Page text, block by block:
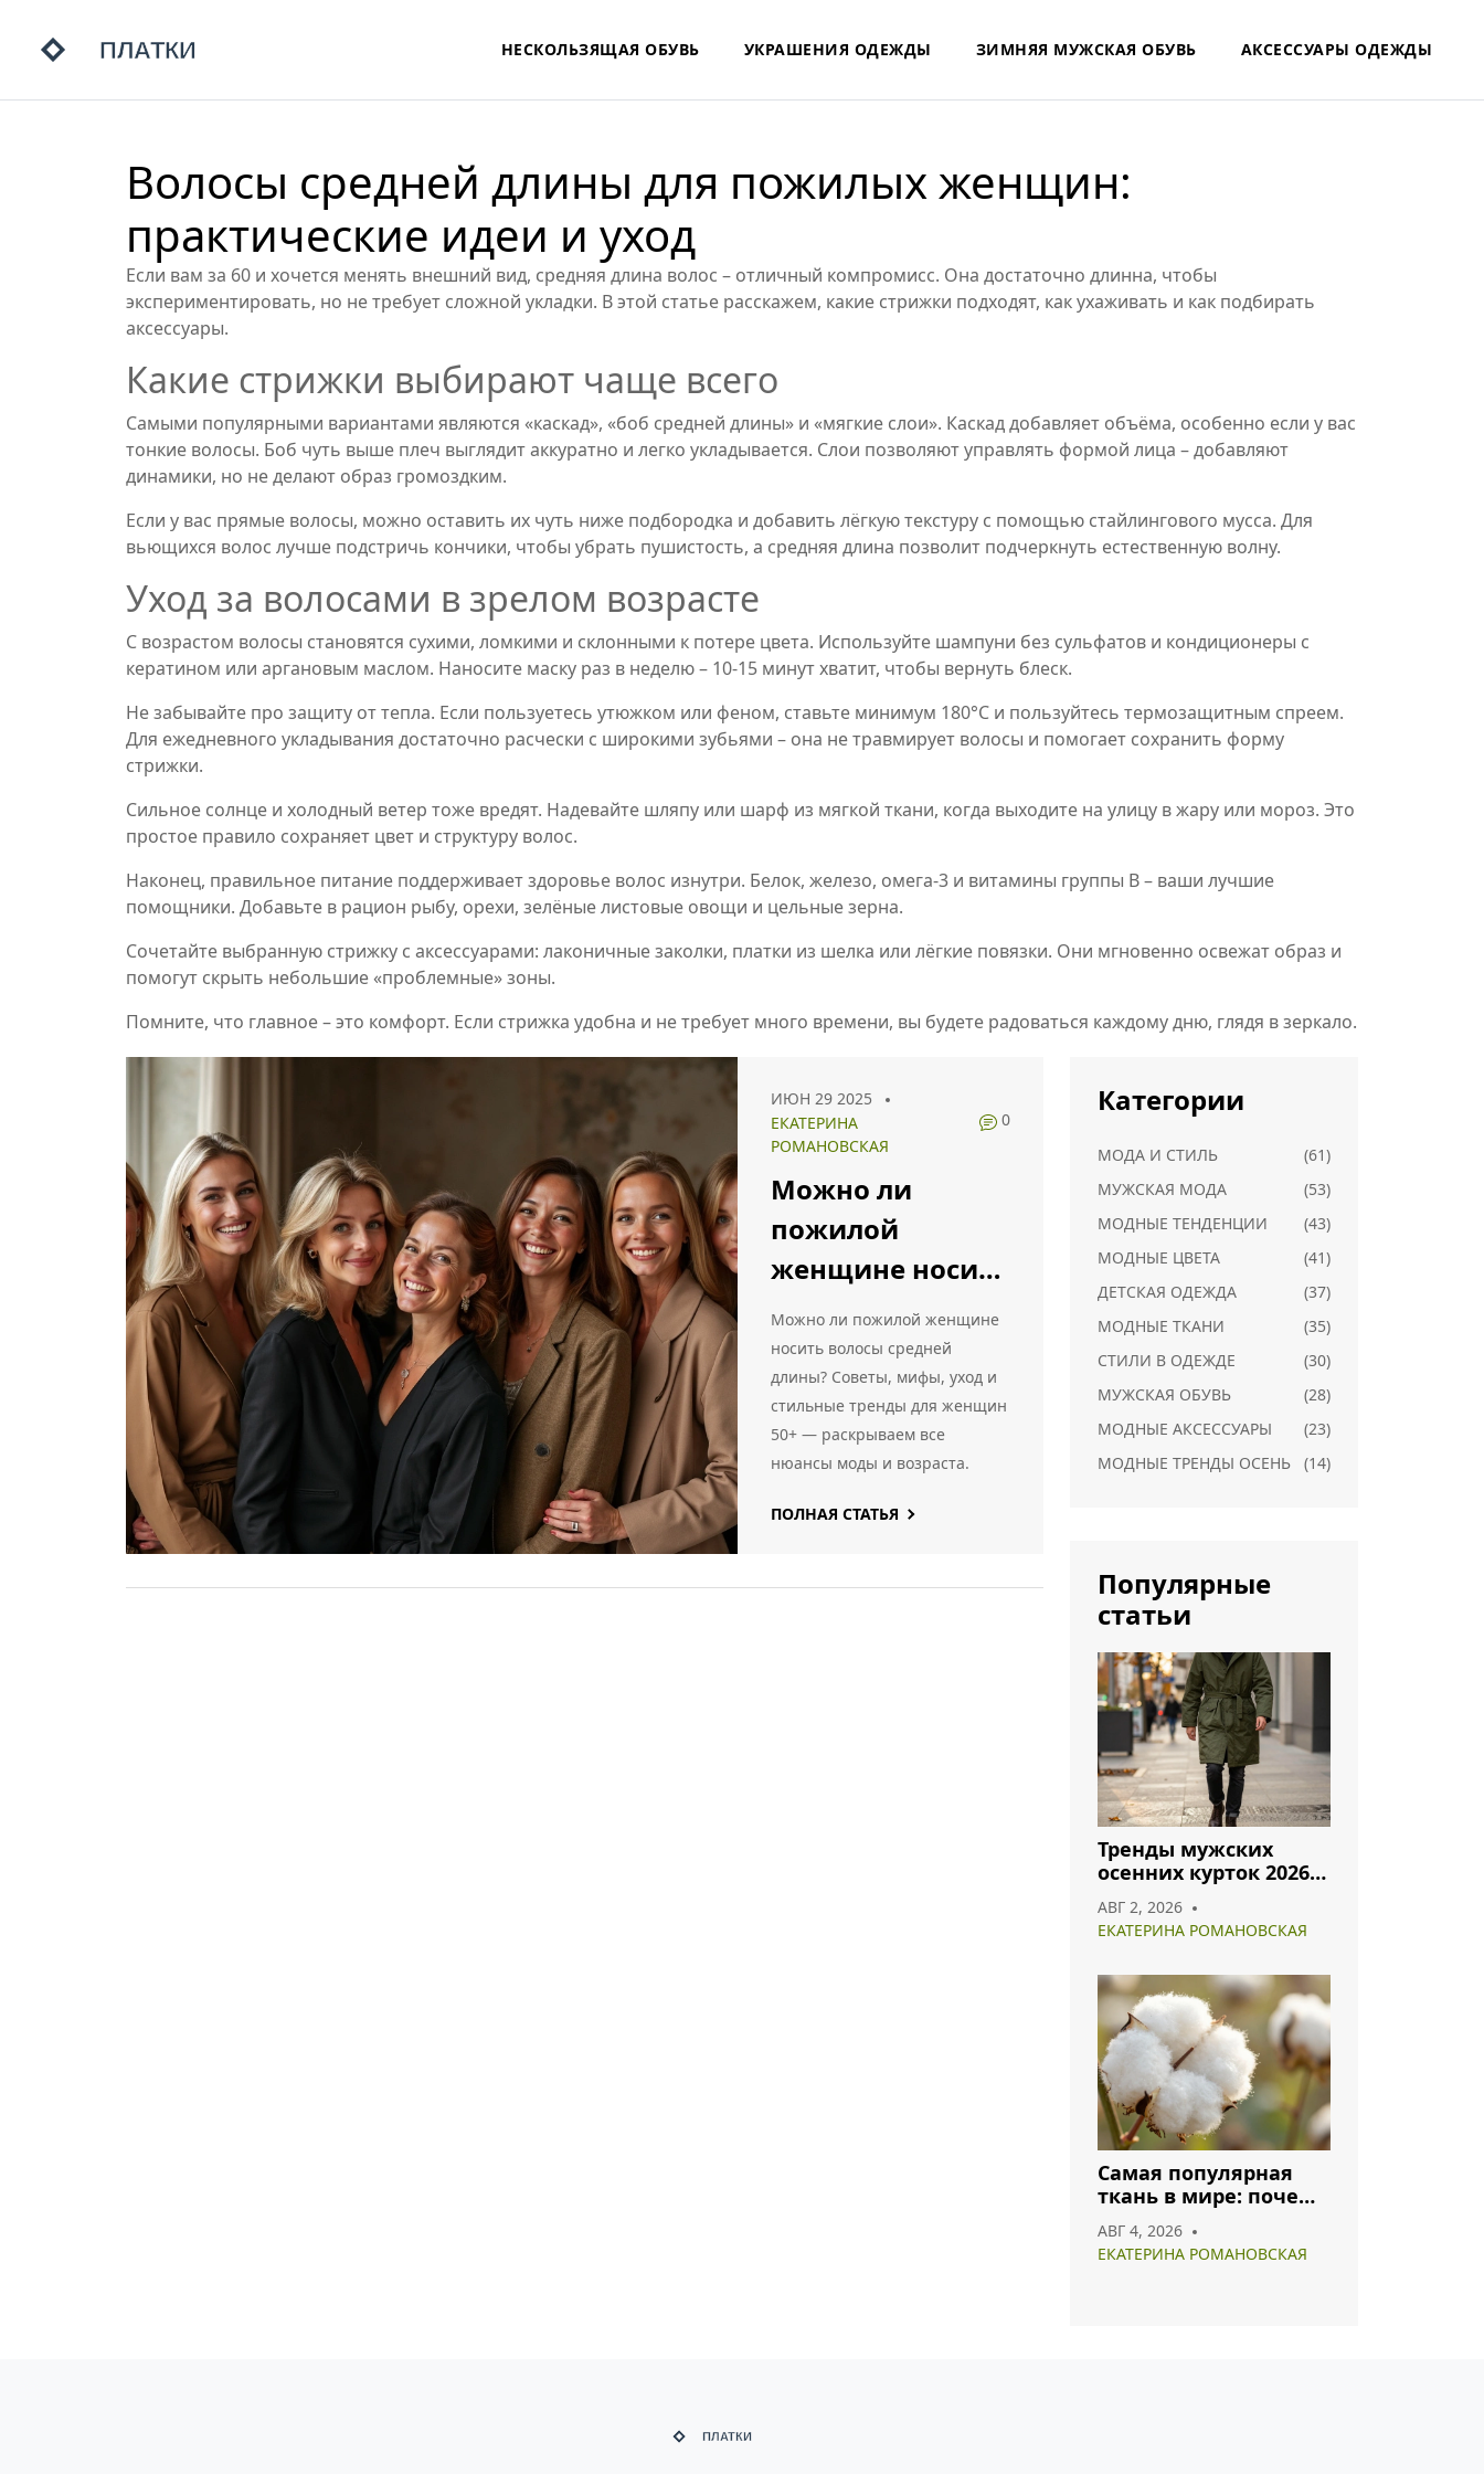
НЕСКОЛЬЗЯЩАЯ ОБУВЬ УКРАШЕНИЯ ОДЕЖДЫ ЗИМНЯЯ МУЖСКАЯ ОБУВЬ АКСЕССУАРЫ ОДЕЖДЫ
Волосы средней длины для пожилых женщин:
практические идеи и уход
Если вам за 60 и хочется менять внешний вид, средняя длина волос – отличный компромисс. Она достаточно длинна, чтобы
экспериментировать, но не требует сложной укладки. В этой статье расскажем, какие стрижки подходят, как ухаживать и как подбирать
аксессуары.
Какие стрижки выбирают чаще всего
Самыми популярными вариантами являются «каскад», «боб средней длины» и «мягкие слои». Каскад добавляет объёма, особенно если у вас
тонкие волосы. Боб чуть выше плеч выглядит аккуратно и легко укладывается. Слои позволяют управлять формой лица – добавляют
динамики, но не делают образ громоздким.
Если у вас прямые волосы, можно оставить их чуть ниже подбородка и добавить лёгкую текстуру с помощью стайлингового мусса. Для
вьющихся волос лучше подстричь кончики, чтобы убрать пушистость, а средняя длина позволит подчеркнуть естественную волну.
Уход за волосами в зрелом возрасте
С возрастом волосы становятся сухими, ломкими и склонными к потере цвета. Используйте шампуни без сульфатов и кондиционеры с
кератином или аргановым маслом. Наносите маску раз в неделю – 10‑15 минут хватит, чтобы вернуть блеск.
Не забывайте про защиту от тепла. Если пользуетесь утюжком или феном, ставьте минимум 180°C и пользуйтесь термозащитным спреем.
Для ежедневного укладывания достаточно расчески с широкими зубьями – она не травмирует волосы и помогает сохранить форму
стрижки.
Сильное солнце и холодный ветер тоже вредят. Надевайте шляпу или шарф из мягкой ткани, когда выходите на улицу в жару или мороз. Это
простое правило сохраняет цвет и структуру волос.
Наконец, правильное питание поддерживает здоровье волос изнутри. Белок, железо, омега‑3 и витамины группы B – ваши лучшие
помощники. Добавьте в рацион рыбу, орехи, зелёные листовые овощи и цельные зерна.
Сочетайте выбранную стрижку с аксессуарами: лаконичные заколки, платки из шелка или лёгкие повязки. Они мгновенно освежат образ и
помогут скрыть небольшие «проблемные» зоны.
Помните, что главное – это комфорт. Если стрижка удобна и не требует много времени, вы будете радоваться каждому дню, глядя в зеркало.
ИЮН 29 2025
ЕКАТЕРИНА
РОМАНОВСКАЯ
0
Можно ли
пожилой
женщине носить
волосы средней
длины: советы,
тренды и уход
Можно ли пожилой женщине
носить волосы средней
длины? Советы, мифы, уход и
стильные тренды для женщин
50+ — раскрываем все
нюансы моды и возраста.
ПОЛНАЯ СТАТЬЯ
Категории
МОДА И СТИЛЬ
(61)
МУЖСКАЯ МОДА
(53)
МОДНЫЕ ТЕНДЕНЦИИ
(43)
МОДНЫЕ ЦВЕТА
(41)
ДЕТСКАЯ ОДЕЖДА
(37)
МОДНЫЕ ТКАНИ
(35)
СТИЛИ В ОДЕЖДЕ
(30)
МУЖСКАЯ ОБУВЬ
(28)
МОДНЫЕ АКСЕССУАРЫ
(23)
МОДНЫЕ ТРЕНДЫ ОСЕНЬ
(14)
Популярные
статьи
Тренды мужских
осенних курток 2026:
что носить и как
сочетать
АВГ 2, 2026
ЕКАТЕРИНА РОМАНОВСКАЯ
Самая популярная
ткань в мире: почему
лидируют в 2026 году
АВГ 4, 2026
ЕКАТЕРИНА РОМАНОВСКАЯ